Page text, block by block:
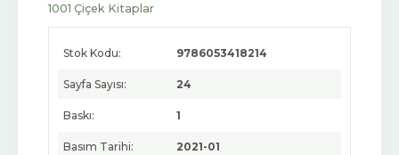
1001 Çiçek Kitaplar
Stok Kodu: 9786053418214
Sayfa Sayısı: 24
Baskı: 1
Basım Tarihi: 2021-01